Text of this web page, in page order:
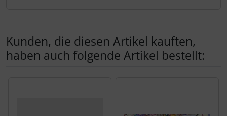
Kunden, die diesen Artikel kauften,
haben auch folgende Artikel bestellt: